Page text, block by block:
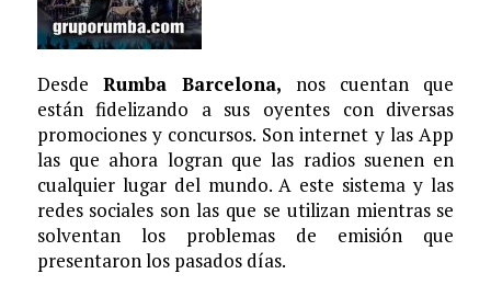
Desde Rumba Barcelona, nos cuentan que
están fidelizando a sus oyentes con diversas
promociones y concursos. Son internet y las App
las que ahora logran que las radios suenen en
cualquier lugar del mundo. A este sistema y las
redes sociales son las que se utilizan mientras se
solventan los problemas de emisión que
presentaron los pasados días.